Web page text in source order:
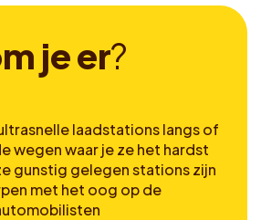
m jeer?
laadstations langs of
wegen waar je ze het hardst
gunstig gelegen stations zijn
met het oog op de